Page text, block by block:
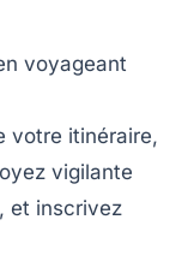
voyageant
votre itinéraire,
vigilante
et inscrivez